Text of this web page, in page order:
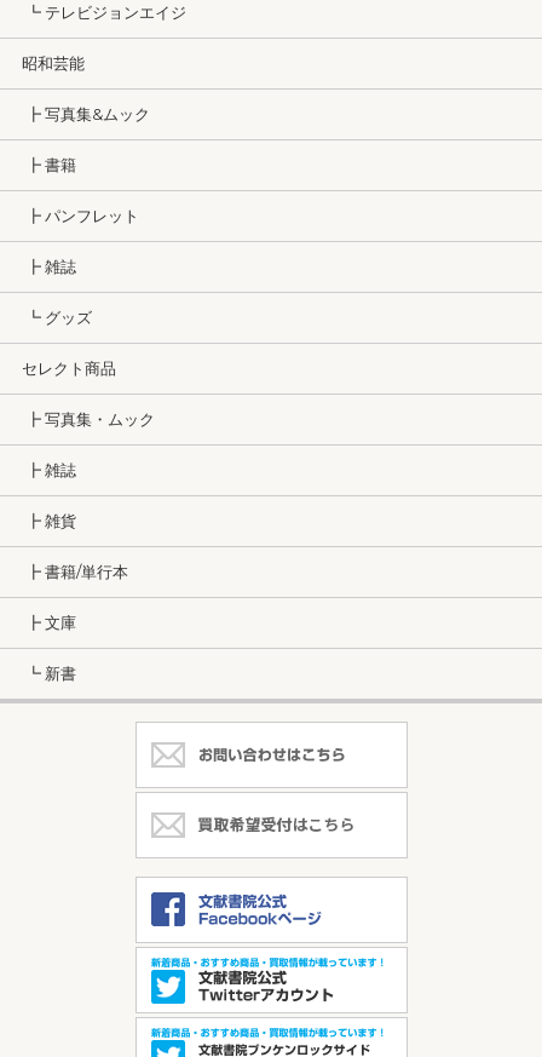
┗ テレビジョンエイジ
昭和芸能
┣ 写真集&ムック
┣ 書籍
┣ パンフレット
┣ 雑誌
┗ グッズ
セレクト商品
┣ 写真集・ムック
┣ 雑誌
┣ 雑貨
┣ 書籍/単行本
┣ 文庫
┗ 新書